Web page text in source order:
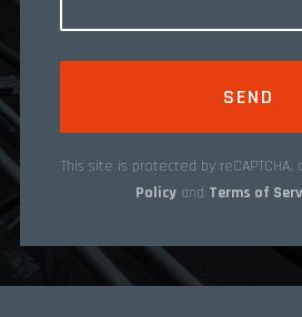
This site is protected by reCAPTCHA,
Policyand Terms of